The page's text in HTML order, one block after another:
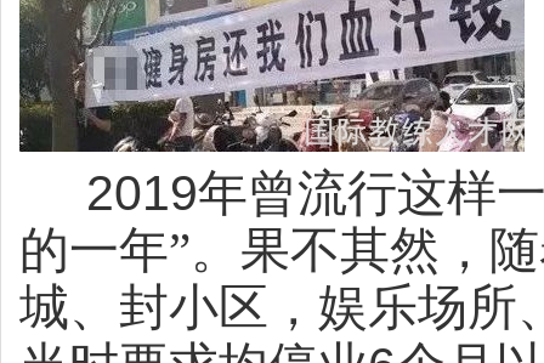
2019年曾流行这样
的一年”。果不其然，
城、封小区，娱乐场所